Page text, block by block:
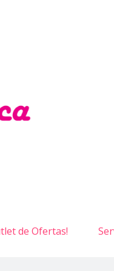
de Ofertas!